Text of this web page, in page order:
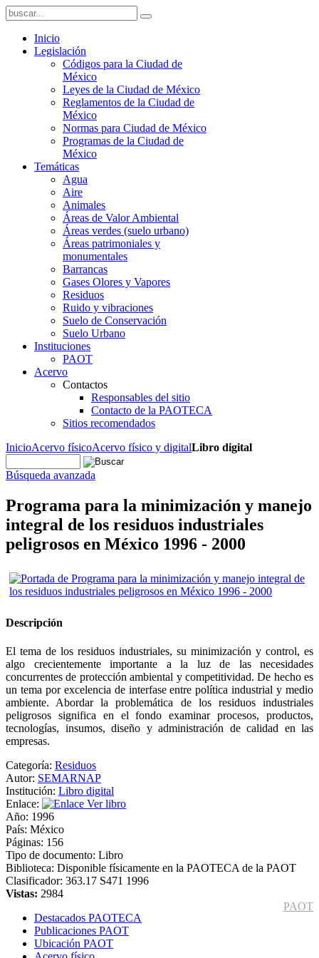
Inicio
Legislación
Códigos para la Ciudad de
México
Leyes de la Ciudad de México
Reglamentos de la Ciudad de
México
Normas para Ciudad de México
Programas de la Ciudad de
México
Temáticas
Agua
Aire
Animales
Áreas de Valor Ambiental
Áreas verdes (suelo urbano)
Áreas patrimoniales y
monumentales
Barrancas
Gases Olores y Vapores
Residuos
Ruido y vibraciones
Suelo de Conservación
Suelo Urbano
Instituciones
PAOT
Acervo
Contactos
Responsables del sitio
Contacto de la PAOTECA
Sitios recomendados
InicioAcervo físicoAcervo físico y digitalLibro digital
Búsqueda avanzada
Programa para la minimización y manejo
integral de los residuos industriales
peligrosos en México 1996 - 2000
Descripción
El tema de los residuos industriales, su minimización y control, es
algo crecientemente importante a la luz de las necesidades
concurrentes de protección ambiental y competitividad. De hecho es
un tema por excelencia de interfase entre política industrial y medio
ambiente. Abordar la problemática de los residuos industriales
peligrosos significa en el fondo examinar procesos, productos,
tecnologías, insumos, diseño y administración de calidad en las
empresas.
Categoría: Residuos
Autor: SEMARNAP
Institución: Libro digital
Enlace:
Ver libro
Año: 1996
País: México
Páginas: 156
Tipo de documento: Libro
Biblioteca: Disponible físicamente en la PAOTECA de la PAOT
Clasificador: 363.17 S471 1996
Vistas: 2984
PAOT
Destacados PAOTECA
Publicaciones PAOT
Ubicación PAOT